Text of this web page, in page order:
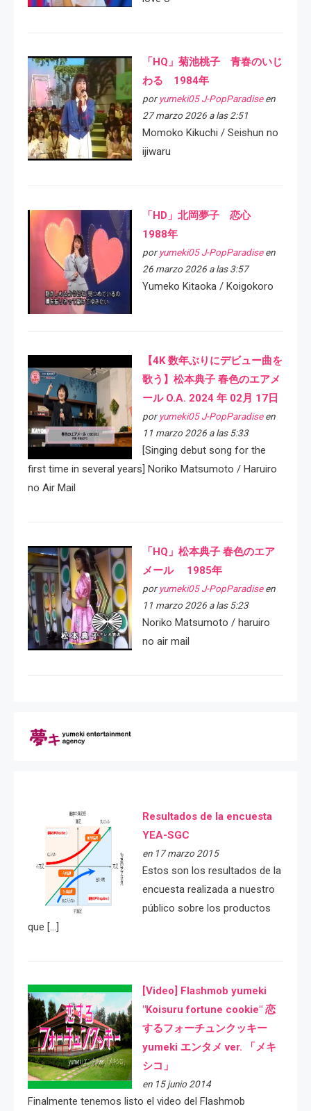
「HQ」菊池桃子 青春のいじ
わる 1984年
por yumeki05 J-PopParadiseen
27 marzo 2026 a las 2:51
Momoko Kikuchi / Seishun no
ijiwaru
「HD」北岡夢子 恋心
1988年
por yumeki05 J-PopParadiseen
26 marzo 2026 a las 3:57
Yumeko Kitaoka / Koigokoro
【4K 数年ぶりにデビュー曲を
歌う】松本典子 春色のエアメ
ール O.A. 2024 年 02月 17日
por yumeki05 J-PopParadiseen
11 marzo 2026 a las 5:33
[Singing debut song for the
first time in several years] Noriko Matsumoto / Haruiro
no Air Mail
「HQ」松本典子 春色のエア
メール 1985年
por yumeki05 J-PopParadiseen
11 marzo 2026 a las 5:23
Noriko Matsumoto / haruiro
no air mail
Resultados de la encuesta
YEA-SGC
en 17 marzo 2015
Estos son los resultados de la
encuesta realizada a nuestro
público sobre los productos
que […]
[Video] Flashmob yumeki
"Koisuru fortune cookie" 恋
するフォーチュンクッキー
yumeki エンタメ ver. 「メキ
シコ」
en 15 junio 2014
Finalmente tenemos listo el video del Flashmob